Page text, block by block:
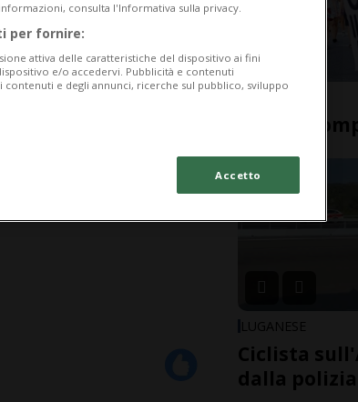
LOCARNO
«Basta
LUGANESE
Ciclista
dalla polizia
consulta l'Informativa sulla privacy.
per fornire:
attiva delle caratteristiche del dispositivo ai fini
e/o accedervi. Pubblicità e contenuti
e degli annunci, ricerche sul pubblico, sviluppo
Accetto